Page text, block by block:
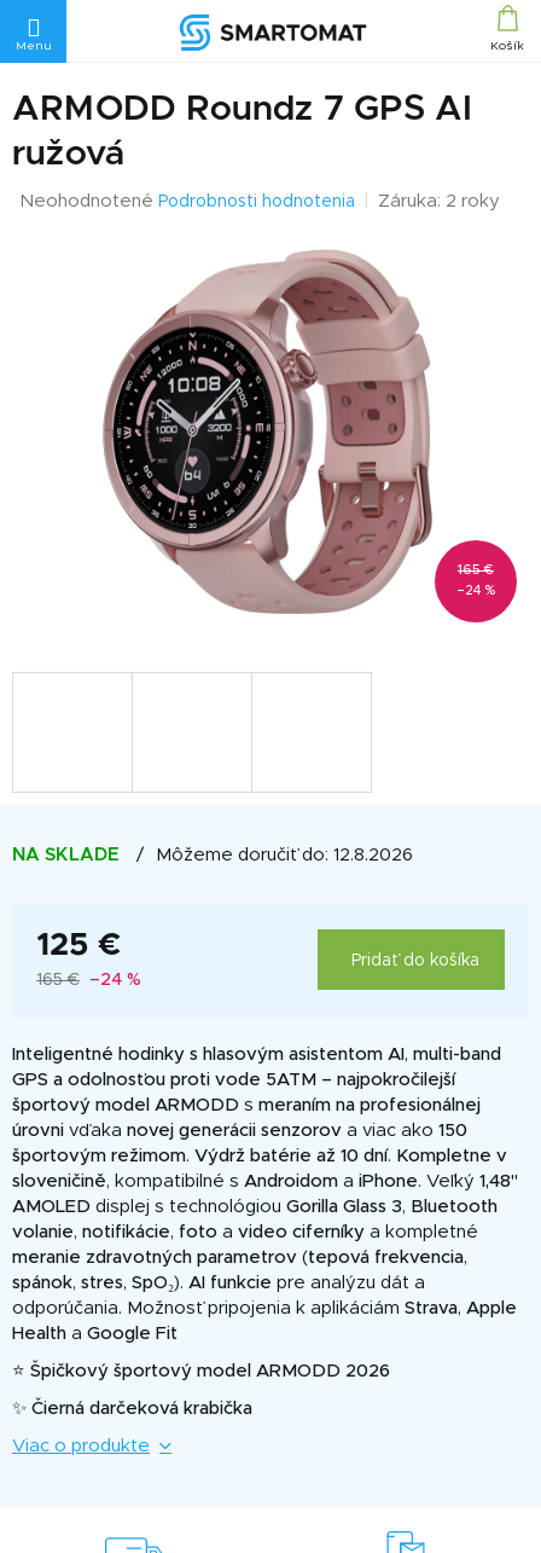
ARMODD Roundz 7 GPS AI
ružová
Priemerné
Neohodnotené Podrobnosti hodnotenia Záruka: 2 roky
165 €
–24 %
NA SKLADE Môžeme doručiť do: 12.8.2026
125 €
165 € –24 %
Pridať do košíka
Inteligentné hodinky s hlasovým asistentom AI , multi-band
GPS a odolnosťou proti vode 5ATM – najpokročilejší
športový model ARMODD s meraním na profesionálnej
úrovni vďaka novej generácii senzorov a viac ako 150
športovým režimom. Výdrž batérie až 10 dní. Kompletne v
sloveničině, kompatibilné s Androidom a iPhone. Veľký 1,48"
AMOLED displej s technológiou Gorilla Glass 3, Bluetooth
volanie, notifikácie, foto a video ciferníky a kompletné
meranie zdravotných parametrov (tepová frekvencia,
spánok, stres, SpO₂). AI funkcie pre analýzu dát a
odporúčania. Možnosť pripojenia k aplikáciám Strava, Apple
Health a Google Fit
⭐ Špičkový športový model ARMODD 2026
✨ Čierná darčeková krabička
Viac o produkte